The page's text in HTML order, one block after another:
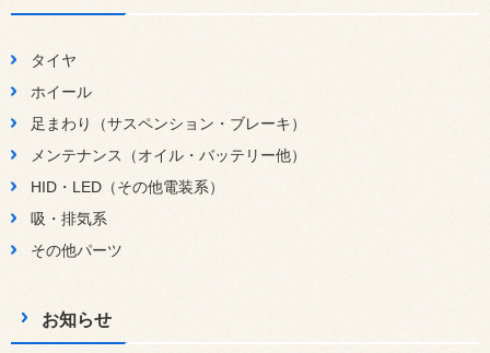
タイヤ
ホイール
足まわり（サスペンション・ブレーキ）
メンテナンス（オイル・バッテリー他）
HID・LED（その他電装系）
吸・排気系
その他パーツ
お知らせ